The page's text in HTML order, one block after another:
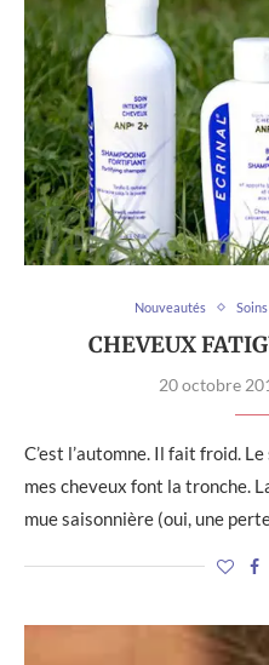
Nouveautés Soins
CHEVEUX
20 octobre
C’est l’automne. Il fait froid.
mes cheveux font la tronche.
mue saisonnière (oui, une